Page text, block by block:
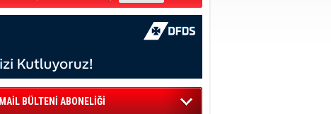
MAİL BÜLTENİ ABONELİĞİ